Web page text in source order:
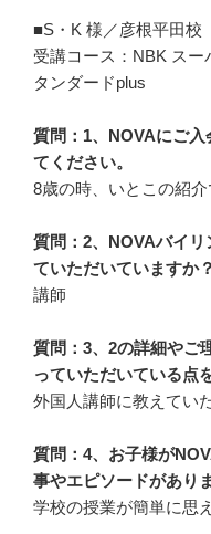
■S・K 様／彦根平田校
受講コース：NBK ス
タンダードplus
質問：1、NOVAにご入
てください。
8歳の時、いとこの紹
質問：2、NOVAバイ
ていただいていますか
講師
質問：3、2の詳細やご
っていただいている点
外国人講師に教えてい
質問：4、お子様が
事やエピソードがあり
学校の授業が簡単に思